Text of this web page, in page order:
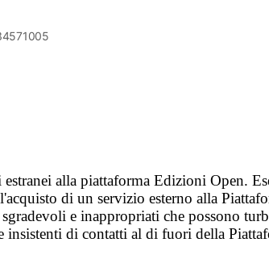
alla piattaforma Edizioni Open.
di un servizio esterno alla
e inappropriati che possono
di contatti al di fuori della